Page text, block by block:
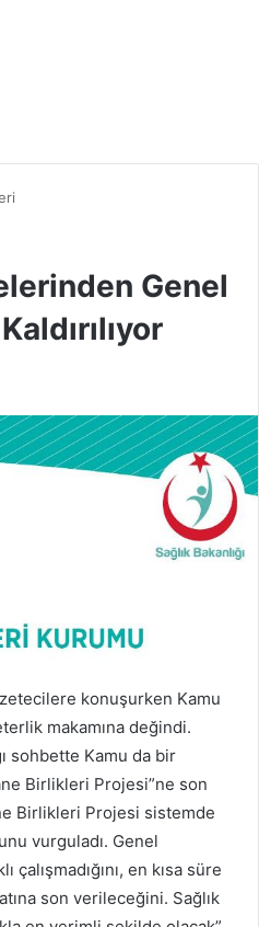
Genel
konuşurken Kamu
makamına değindi.
sohbette Kamu da bir
Birlikleri Projesi”ne son
Birlikleri Projesi sistemde
vurguladı. Genel
en kısa süre
son verileceğini. Sağlık